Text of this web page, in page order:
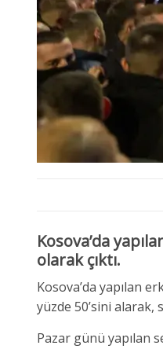
Kosova’da
olarak çıktı.
Kosova’da yapılan
yüzde 50’sini alarak,
Pazar günü yapılan